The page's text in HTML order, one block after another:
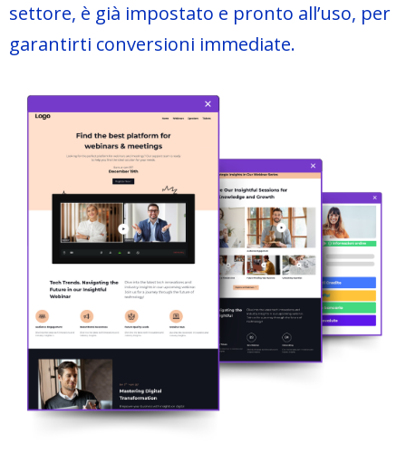
settore, è già impostato e pronto all’uso, per
garantirti conversioni immediate.